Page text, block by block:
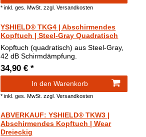
*inkl. ges. MwSt. zzgl.Versandkosten
YSHIELD® TKG4 | Abschirmendes
Kopftuch | Steel-Gray Quadratisch
Kopftuch (quadratisch) aus Steel-Gray,
42 dB Schirmdämpfung.
34,90 € *
In den Warenkorb
*inkl. ges. MwSt. zzgl.Versandkosten
ABVERKAUF: YSHIELD® TKW3 |
Abschirmendes Kopftuch | Wear
Dreieckig